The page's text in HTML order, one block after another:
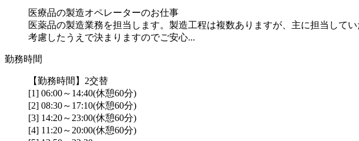
医療品の製造オペレーターのお仕事
医薬品の製造業務を担当します。製造工程は複数ありますが、主に担当して
考慮したうえで決まりますのでご安心...
勤務時間
【勤務時間】2交替
[1] 06:00～14:40(休憩60分)
[2] 08:30～17:10(休憩60分)
[3] 14:20～23:00(休憩60分)
[4] 11:20～20:00(休憩60分)